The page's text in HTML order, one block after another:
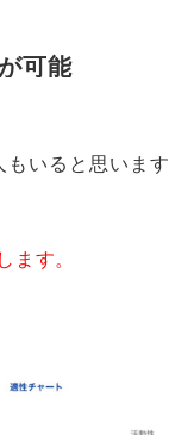
可能
いると思います
ます。